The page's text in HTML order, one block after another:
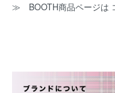
≫ BOOTH商品ページは